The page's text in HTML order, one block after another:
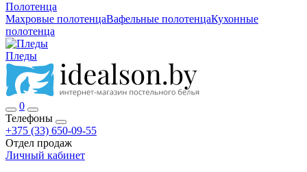
Полотенца
Махровые полотенцаВафельные полотенцаКухонные
полотенца
Пледы
0
Телефоны
+375 (33) 650-09-55
Отдел продаж
Личный кабинет